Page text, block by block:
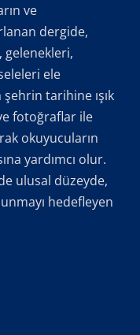
ve
dergide,
ele
tarihine ışık
fotoğraflar ile
okuyucuların
yardımcı olur.
ulusal düzeyde,
hedefleyen